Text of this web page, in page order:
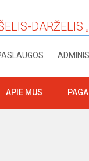
DARŽELIS
APIE MUS